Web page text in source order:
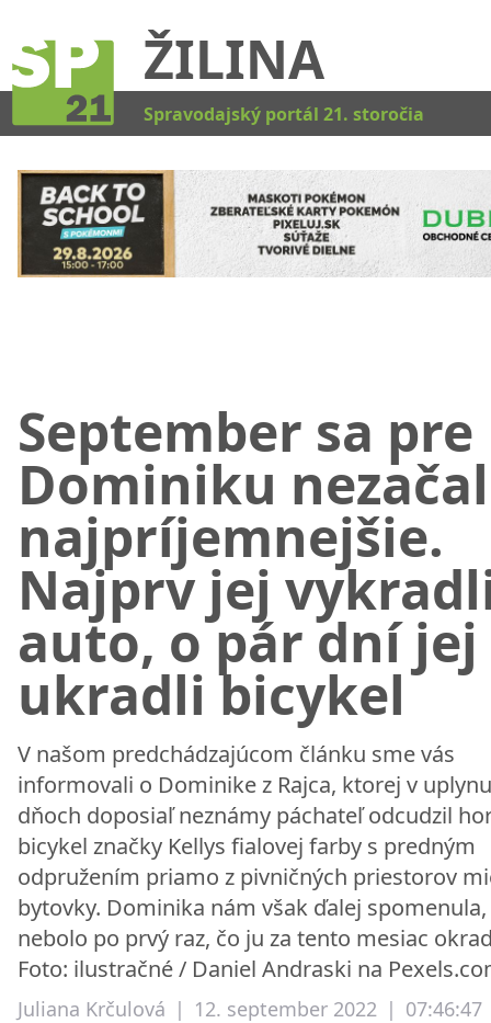
ŽILINA
Spravodajský portál 21. storočia
September sa pre
Dominiku nezačal
najpríjemnejšie.
Najprv jej
auto, o pár dní jej
ukradli bicykel
V našom predchádzajúcom článku sme vás
informovali o Dominike z Rajca, ktorej v
dňoch doposiaľ neznámy páchateľ odcudzil
bicykel značky Kellys fialovej farby s predným
odpružením priamo z pivničných priestorov
bytovky. Dominika nám však ďalej spomenula,
nebolo po prvý raz, čo ju za tento mesiac
Foto: ilustračné / Daniel Andraski na
Juliana Krčulová | 12. september 2022 | 07:46:47